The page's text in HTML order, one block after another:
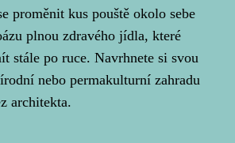
proměnit kus pouště okolo sebe
plnou zdravého jídla, které
stále po ruce. Navrhnete si svou
nebo permakulturní zahradu
architekta.